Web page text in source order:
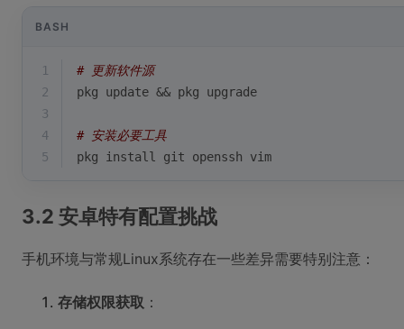
BASH
1
# 更新软件源
2
pkg update && pkg upgrade
3
4
# 安装必要工具
5
pkg install git openssh vim
3.2 安卓特有配置挑战
手机环境与常规Linux系统存在一些差异需要特别注意：
存储权限获取 ：